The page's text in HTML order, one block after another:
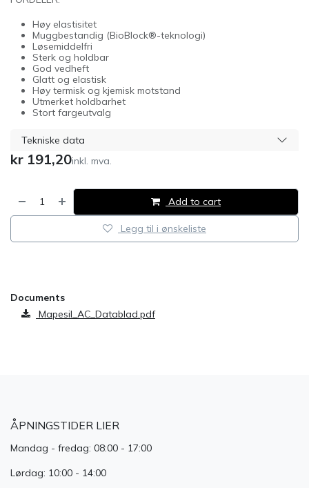
Høy elastisitet
Muggbestandig (BioBlock®-teknologi)
Løsemiddelfri
Sterk og holdbar
God vedheft
Glatt og elastisk
Høy termisk og kjemisk motstand
Utmerket holdbarhet
Stort fargeutvalg
Tekniske data
kr 191,20inkl. mva.
Add to cart
Legg til i ønskeliste
Documents
Mapesil_AC_Datablad.pdf
ÅPNINGSTIDER LIER
Mandag - fredag: 08:00 - 17:00
Lørdag: 10:00 - 14:00